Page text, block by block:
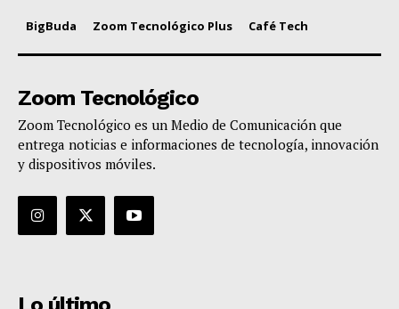
BigBuda Zoom Tecnológico Plus Café Tech
Zoom Tecnológico
Zoom Tecnológico es un Medio de Comunicación que
entrega noticias e informaciones de tecnología, innovación
y dispositivos móviles.